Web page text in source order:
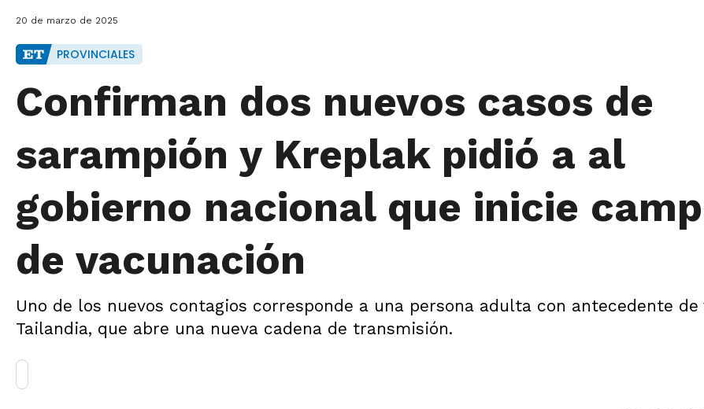
20 de marzo de 2025
PROVINCIALES
Confirman dos nuevos casos de
sarampión y Kreplak pidió a al
gobierno nacional que inicie
de vacunación
Uno de los nuevos contagios corresponde a una persona adulta con antecedente de
Tailandia, que abre una nueva cadena de transmisión.